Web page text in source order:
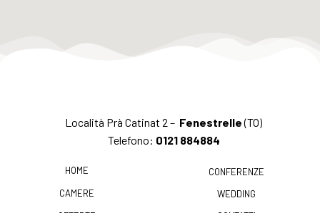
Località Prà Catinat 2 – Fenestrelle(TO)
Telefono: 0121 884884
HOME
CAMERE
CONFERENZE
WEDDING